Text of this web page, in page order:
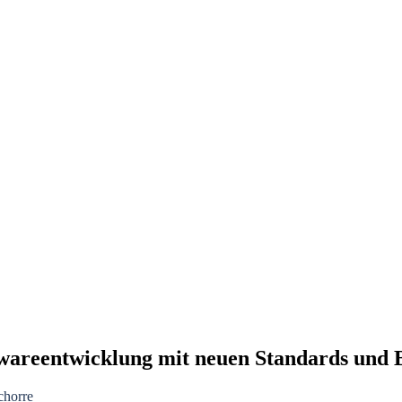
mit neuen Standards und